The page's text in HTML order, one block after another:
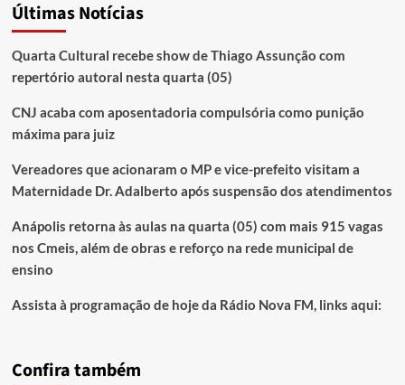
Últimas Notícias
Quarta Cultural recebe show de Thiago Assunção com
repertório autoral nesta quarta (05)
CNJ acaba com aposentadoria compulsória como punição
máxima para juiz
Vereadores que acionaram o MP e vice-prefeito visitam a
Maternidade Dr. Adalberto após suspensão dos atendimentos
Anápolis retorna às aulas na quarta (05) com mais 915 vagas
nos Cmeis, além de obras e reforço na rede municipal de
ensino
Assista à programação de hoje da Rádio Nova FM, links aqui:
Confira também